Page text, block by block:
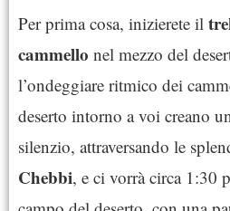
Per prima cosa, inizierete il
cammello nel mezzo del
l’ondeggiare ritmico dei
deserto intorno a voi creano
silenzio, attraversando le
Chebbi, e ci vorrà circa 1:30